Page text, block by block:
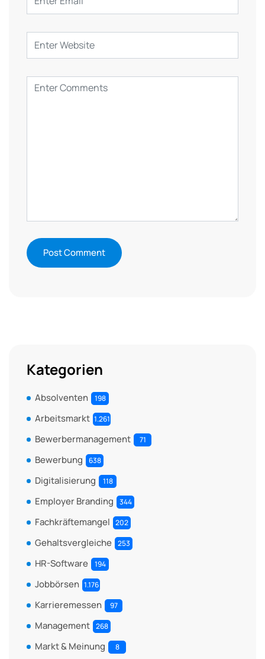
Kategorien
Absolventen 198
Arbeitsmarkt 1.261
Bewerbermanagement 71
Bewerbung 638
Digitalisierung 118
Employer Branding 344
Fachkräftemangel 202
Gehaltsvergleiche 253
HR-Software 194
Jobbörsen 1.176
Karrieremessen 97
Management 268
Markt & Meinung 8